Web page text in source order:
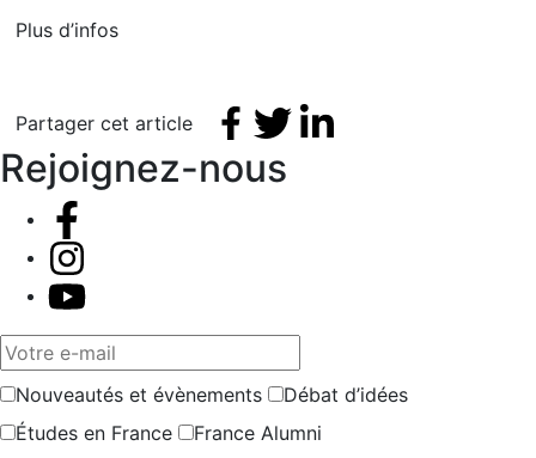
Plus d’infos
Partager cet article Facebook share
TweetLinkedin share
Rejoignez-nous
Votre e-mail
Nouveautés et évènements
Débat d’idées
Études en France
France Alumni